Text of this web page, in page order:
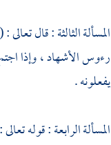
المسألة الثالثة : قال تعالى : (
رءوس الأشهاد ، وإذا
يفعلونه .
المسألة الرابعة : قوله